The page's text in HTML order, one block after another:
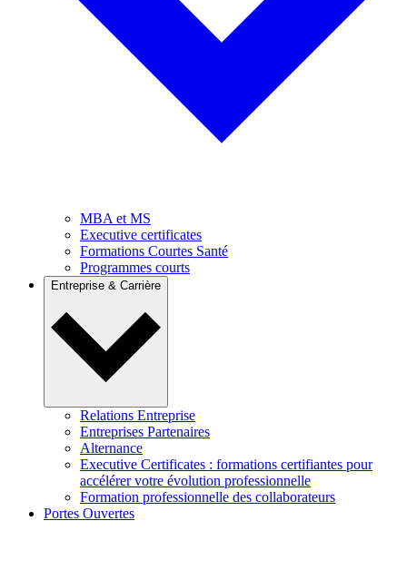
MBA et MS
Executive certificates
Formations Courtes Santé
Programmes courts
Entreprise & Carrière
Relations Entreprise
Entreprises Partenaires
Alternance
Executive Certificates : formations certifiantes pour
accélérer votre évolution professionnelle
Formation professionnelle des collaborateurs
Portes Ouvertes